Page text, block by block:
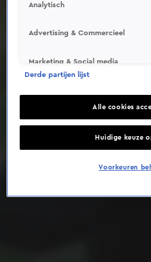
Deze video is niet
Analytisch
Advertising & Commercieel
Marketing & Social media
Derde partijen lijst
Alle cookies
Huidige keuze
Voorkeuren